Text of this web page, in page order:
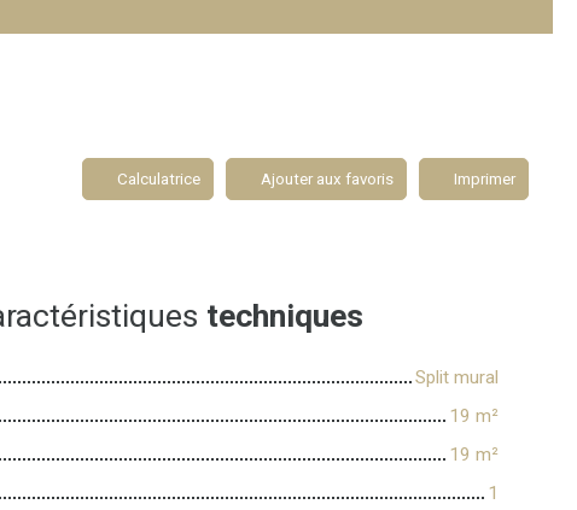
Calculatrice Ajouter aux favoris Imprimer
techniques
Split mural
19 m²
19 m²
1